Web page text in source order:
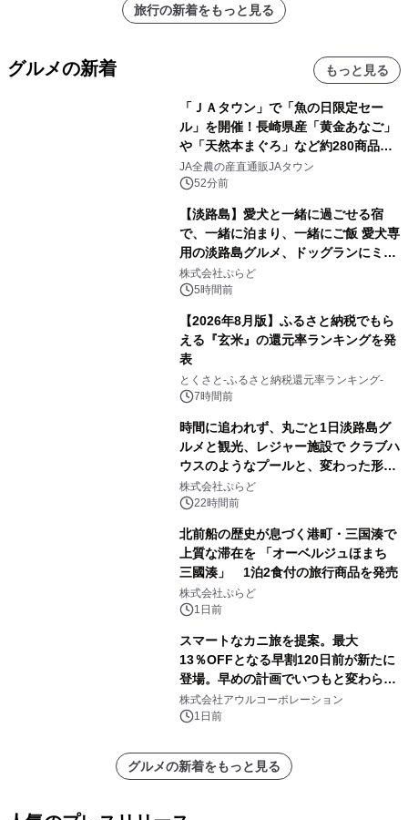
旅行の新着をもっと見る
グルメの新着 もっと見る
「ＪＡタウン」で「魚の日限定セー
ル」を開催！長崎県産「黄金あなご」
や「天然本まぐろ」など約280商品を
販売！～毎月１０日の定例企画～
JA全農の産直通販JAタウン
52分前
【淡路島】愛犬と一緒に過ごせる宿
で、一緒に泊まり、一緒にご飯 愛犬専
用の淡路島グルメ、ドッグランにミニ
プール グランピングとトレーラーハウ
スの2施設で
株式会社ぷらど
5時間前
【2026年8月版】ふるさと納税でもら
える『玄米』の還元率ランキングを発
表
とくさと-ふるさと納税還元率ランキング-
7時間前
時間に追われず、丸ごと1日淡路島グ
ルメと観光、レジャー施設で クラブハ
ウスのようなプールと、変わった形の
サウナも 「THE BOXY AWAJI」のお
得な素泊まり連泊プランで
株式会社ぷらど
22時間前
北前船の歴史が息づく港町・三国湊で
上質な滞在を 「オーベルジュほまち
三國湊」 1泊2食付の旅行商品を発売
株式会社ぷらど
1日前
スマートなカニ旅を提案。最大
13％OFFとなる早割120日前が新たに
登場。早めの計画でいつもと変わらぬ
大人の冬旅を。ー夕日ヶ浦温泉「佳松
苑 別邸ふうか」ー
株式会社アウルコーポレーション
1日前
グルメの新着をもっと見る